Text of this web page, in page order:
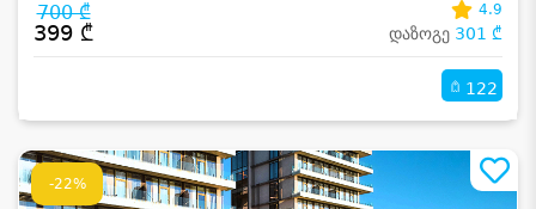
700 ₾
399 ₾
4.9
დაზოგე 301 ₾
122
-22%